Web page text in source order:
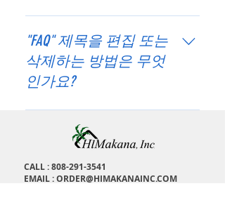
가능합니다! 이미지 또는 영상을 추가하
려면 다음 단계를 참고하세요. 앱 설정
페이지로 이동 'FAQ 관리' 클릭 미디어
를 추가하고 싶은 질문을 추가 또는 선택
답변을 편집한 후 동영상, 이미지 또는
"FAQ" 제목을 편집 또는
삭제하는 방법은 무엇
인가요?
앱 설정 탭에서 FAQ 제목을 편집할 수
있습니다. 제목을 비공개로 설정하려면
'표시할 정보' 항목에서 제목을 비공개로
설정하세요.
CALL :808-291-3541
EMAIL :ORDER@HIMAKANAINC.COM